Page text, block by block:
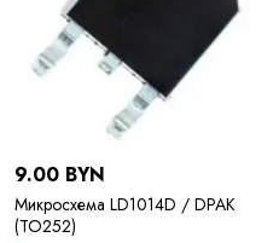
9.00 BYN
Микросхема LD1014D / DPAK
(TO252)